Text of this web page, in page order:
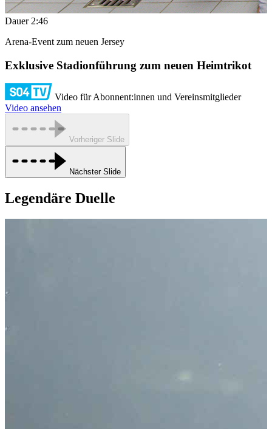
Dauer2:46
Arena-Event zum neuen Jersey
Exklusive Stadionführung zum neuen Heimtrikot
Video für Abonnent:innen und Vereinsmitglieder
Video ansehen
Vorheriger Slide
Nächster Slide
Legendäre Duelle